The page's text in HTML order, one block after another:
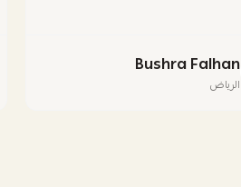
Bushra Falhan
الرياض